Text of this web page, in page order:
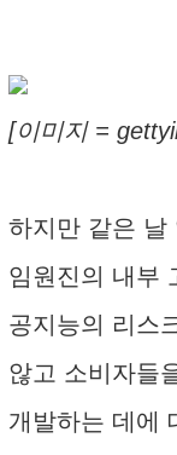
[이미지 =
하지만 같은 날
임원진의 내부
공지능의 리스
않고 소비자들
개발하는 데에